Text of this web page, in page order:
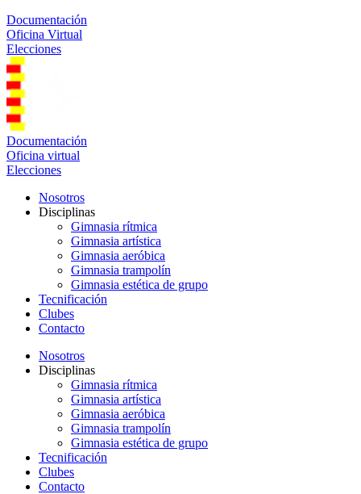
Documentación
Oficina Virtual
Elecciones
Documentación
Oficina virtual
Elecciones
Nosotros
Disciplinas
Gimnasia rítmica
Gimnasia artística
Gimnasia aeróbica
Gimnasia trampolín
Gimnasia estética de grupo
Tecnificación
Clubes
Contacto
Nosotros
Disciplinas
Gimnasia rítmica
Gimnasia artística
Gimnasia aeróbica
Gimnasia trampolín
Gimnasia estética de grupo
Tecnificación
Clubes
Contacto